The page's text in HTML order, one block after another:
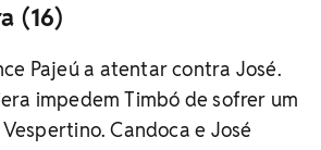
(16)
Pajeú a atentar contra José.
impedem Timbó de sofrer um
Candoca e José